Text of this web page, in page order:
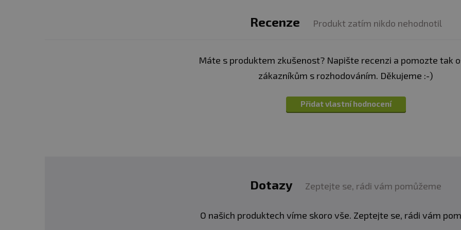
Recenze Produkt zatím nikdo nehodnotil
Máte s produktem zkušenost? Napište recenzi a pomozte tak
zákazníkům s rozhodováním. Děkujeme :-)
Přidat vlastní hodnocení
Dotazy Zeptejte se, rádi vám pomůžeme
O našich produktech víme skoro vše. Zeptejte se, rádi vám